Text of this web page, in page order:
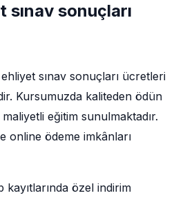
sonuçları
sınav sonuçları ücretleri
Kursumuzda kaliteden ödün
eğitim sunulmaktadır.
online ödeme imkânları
kayıtlarında özel indirim